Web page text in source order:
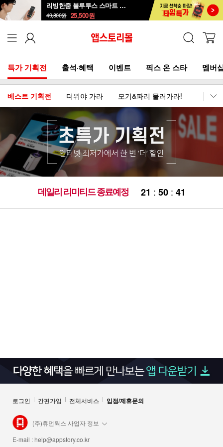
리빙한줌 블루투스 스마트 안경 선글라스
49,800원 25,500원
특가 기획전 출석·혜택 이벤트 픽스 온 스타 멤버
베스트 기획전 더위야 가라 모기&파리 물러가라! 이어폰
데일리 리미티드 종료예정 21 : 50: 41
로그인 간편가입 전체서비스 입점/제휴문의
(주)휴먼웍스 사업자 정보
E-mail :help@appstory.co.kr